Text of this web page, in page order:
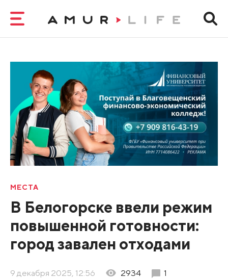
МЕСТА
В Белогорске ввели режим
повышенной готовности:
город завален отходами
9 декабря 2025, 12:56 2934 1